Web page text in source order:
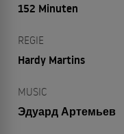
152 Minuten
REGIE
Hardy Martins
MUSIC
Эдуард Артемьев